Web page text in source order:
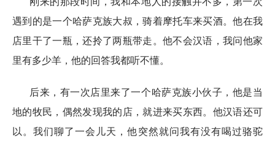
遇到的是一个哈萨克族大叔，骑着摩托车来买酒。他在我
店里干了一瓶，还拎了两瓶带走。他不会汉语，我问他家
里有多少羊，他的回答我都听不懂。
后来，有一次店里来了一个哈萨克族小伙子，他是当
地的牧民，偶然发现我的店，就进来买东西。他汉语还可
以。我们聊了一会儿天，他突然就问我有没有喝过骆驼